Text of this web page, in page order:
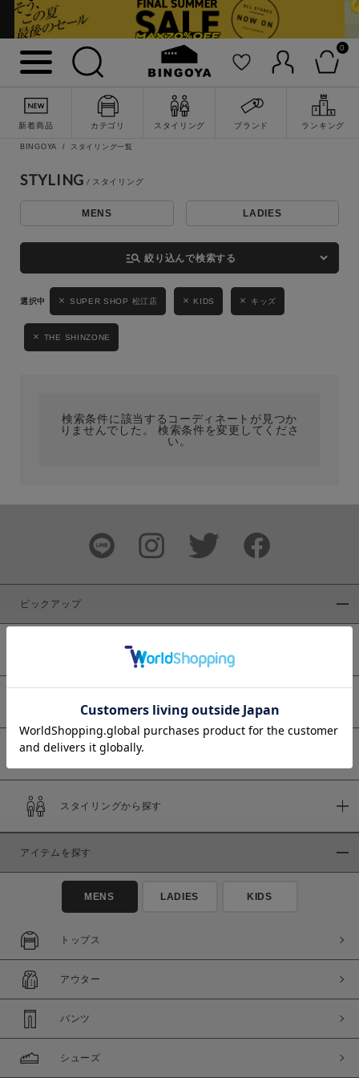
0
新着商品 カテゴリ スタイリング ブランド ランキング
詳細検索
キーワード
性別
MENS LADIES KIDS
ブランド
商品タイプ
通常商品
セール価格
在庫
在庫あり
BINGOYA スタイリング一覧
STYLING
MENS LADIES
manage_search 絞り込んで検索する
SUPER SHOP 松江店 KIDS キッズ
THE SHINZONE
検索条件に該当するコーディネートが見つか
りませんでした。 検索条件を変更してくださ
い。
ピックアップ
予約商品
スタイリングから探す
アイテムを探す
MENS LADIES KIDS
トップス
アウター
パンツ
シューズ